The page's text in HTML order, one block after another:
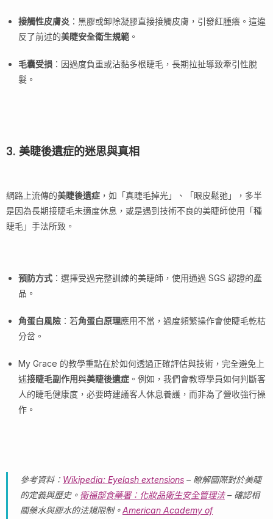
接觸性皮膚炎 ：黑膠或卸除凝膠直接接觸皮膚，引發紅腫癢。這違
反了前述的美睫安全衛生規範 。
毛囊受損 ：因過度負重或沾黏多根睫毛，長期拉扯導致牽引性脫
髮。
3. 美睫後遺症的迷思與真相
網路上流傳的美睫後遺症 ，如「真睫毛掉光」、「眼皮鬆弛」，多半
是因為長期接睫毛未適度休息，或是遇到技術不良的美睫師使用「種
睫毛」手法所致。
預防方式 ：選擇受過完整訓練的美睫師，使用通過 SGS 認證的產
品。
角蛋白風險 ：若角蛋白原理應用不當，過度頻繁操作會使睫毛乾枯
分岔。
My Grace 的教學重點在於如何透過正確評估與技術，完全避免上
述接睫毛副作用與美睫後遺症 。例如，我們會教導學員如何判斷客
人的睫毛健康度，必要時建議客人休息養護，而非為了營收強行操
作。
參考資料： Wikipedia: Eyelash extensions – 瞭解國際對於美睫
的定義與歷史。 衛福部食藥署：化妝品衛生安全管理法– 確認相
關藥水與膠水的法規限制。American Academy of